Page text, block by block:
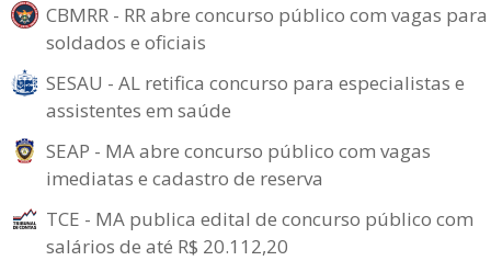
CBMRR - RR abre concurso público com vagas para
soldados e oficiais
SESAU - AL retifica concurso para especialistas e
assistentes em saúde
SEAP - MA abre concurso público com vagas
imediatas e cadastro de reserva
TCE - MA publica edital de concurso público com
salários de até R$ 20.112,20